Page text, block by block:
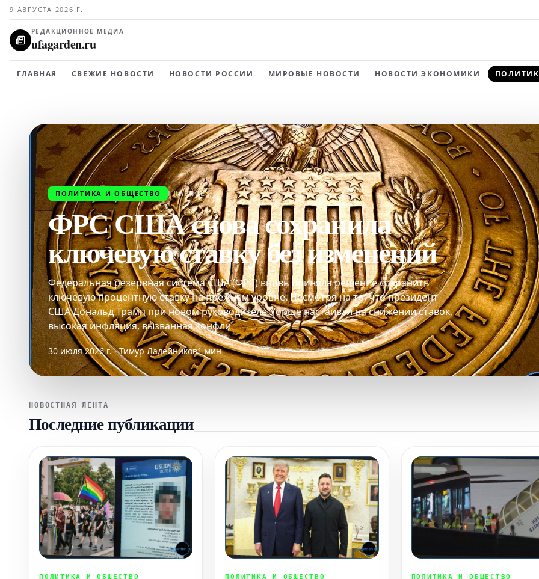
9 АВГУСТА 2026 Г.
РЕДАКЦИОННОЕ МЕДИА
ufagarden.ru
ГЛАВНАЯ СВЕЖИЕ НОВОСТИ НОВОСТИ РОССИИ МИРОВЫЕ НОВОСТИ НОВОСТИ ЭКОНОМИКИ
ПОЛИТИКА И ОБЩЕСТВО ГЛАВНОЕ
ФРС США снова сохранила
ключевую ставку без изменений
Федеральная резервная система США (ФРС) вновь приняла решение сохранить
ключевую процентную ставку на прежнем уровне. Несмотря на то, что президент
США Дональд Трамп при новом руководителе Уорше настаивал на снижении ставок,
высокая инфляция, вызванная конфли
30 июля 2026 г. · Тимур Ладейников1 мин
НОВОСТНАЯ ЛЕНТА
Последние публикации
ПОЛИТИКА И ОБЩЕСТВО ПОЛИТИКА И ОБЩЕСТВО ПОЛИТИКА И ОБЩЕСТВО